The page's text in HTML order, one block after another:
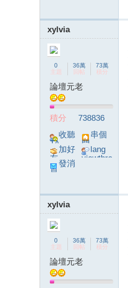
xylvia
0
主題
36萬
回帖
73萬
積分
論壇元老
積分
738836
收聽
TA
串個
門
加好
友
lang
viewthre
發消
息
xylvia
0
主題
36萬
回帖
73萬
積分
論壇元老